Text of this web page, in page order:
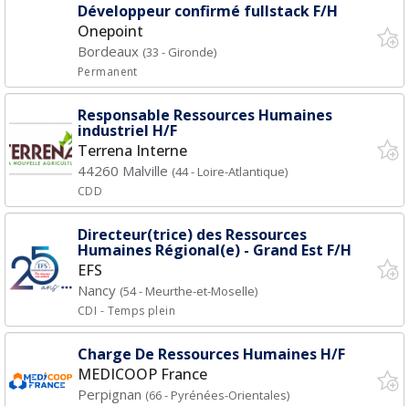
Développeur confirmé fullstack F/H
Onepoint
Bordeaux (33 - Gironde)
Permanent
Responsable Ressources Humaines
industriel H/F
Terrena Interne
44260 Malville (44 - Loire-Atlantique)
CDD
Directeur(trice) des Ressources
Humaines Régional(e) - Grand Est F/H
EFS
Nancy (54 - Meurthe-et-Moselle)
CDI - Temps plein
Charge De Ressources Humaines H/F
MEDICOOP France
Perpignan (66 - Pyrénées-Orientales)